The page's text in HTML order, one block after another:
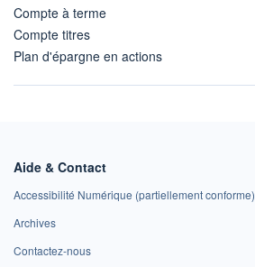
Compte à terme
Compte titres
Plan d'épargne en actions
Aide & Contact
Accessibilité Numérique (partiellement conforme)
Archives
Contactez-nous